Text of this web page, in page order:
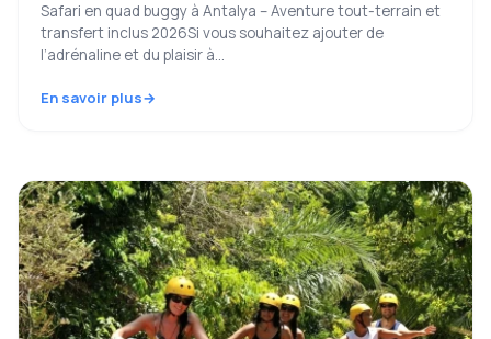
Safari en quad buggy à Antalya – Aventure tout-terrain et
transfert inclus 2026Si vous souhaitez ajouter de
l’adrénaline et du plaisir à...
En savoir plus